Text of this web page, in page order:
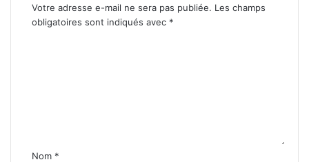
Votre adresse e-mail ne sera pas publiée. Les champs
obligatoires sont indiqués avec *
iNom *